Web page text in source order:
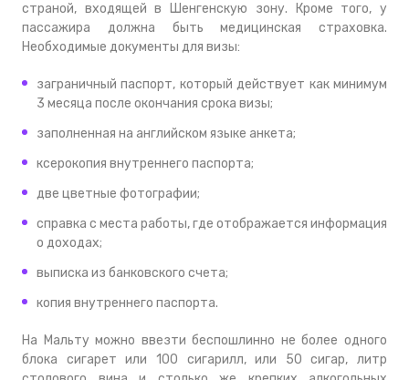
страной, входящей в Шенгенскую зону. Кроме того, у
пассажира должна быть медицинская страховка.
Необходимые документы для визы:
заграничный паспорт, который действует как минимум
3 месяца после окончания срока визы;
заполненная на английском языке анкета;
ксерокопия внутреннего паспорта;
две цветные фотографии;
справка с места работы, где отображается информация
о доходах;
выписка из банковского счета;
копия внутреннего паспорта.
На Мальту можно ввезти беспошлинно не более одного
блока сигарет или 100 сигарилл, или 50 сигар, литр